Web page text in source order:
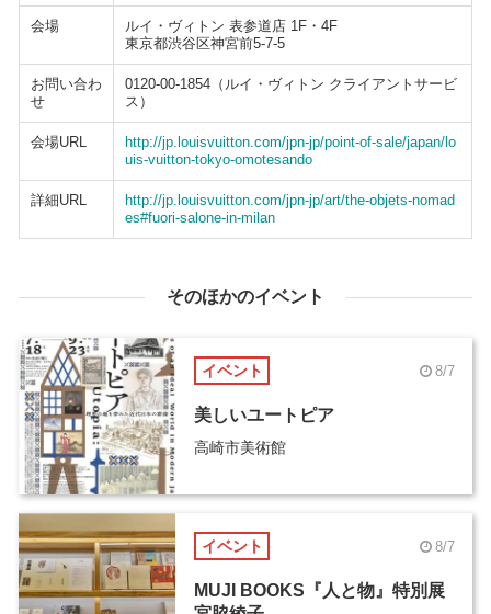
会場
ルイ・ヴィトン 表参道店 1F・4F
東京都渋谷区神宮前5-7-5
お問い合わ
せ
0120-00-1854（ルイ・ヴィトン クライアントサービ
ス）
会場URL
http://jp.louisvuitton.com/jpn-jp/point-of-sale/japan/lo
uis-vuitton-tokyo-omotesando
詳細URL
http://jp.louisvuitton.com/jpn-jp/art/the-objets-nomad
es#fuori-salone-in-milan
そのほかのイベント
イベント 8/7
美しいユートピア
高崎市美術館
イベント 8/7
MUJI BOOKS『人と物』特別展